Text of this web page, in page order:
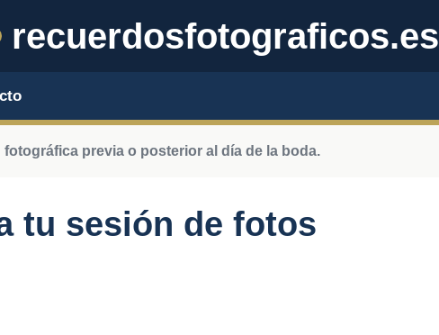
recuerdosfotograficos.es
fotográfica previa o posterior al día de la boda.
tu sesión de fotos